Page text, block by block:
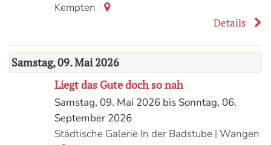
Kempten
Details
Samstag, 09. Mai 2026
Liegt das Gute doch so nah
Samstag, 09. Mai 2026 bis Sonntag, 06.
September 2026
Städtische Galerie In der Badstube| Wangen